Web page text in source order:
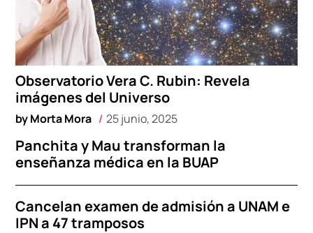
Observatorio Vera C. Rubin: Revela
imágenes del Universo
byMorta Mora 25 junio, 2025
Panchita y Mau transforman la
enseñanza médica en la BUAP
Cancelan examen de admisión a UNAM e
IPN a 47 tramposos